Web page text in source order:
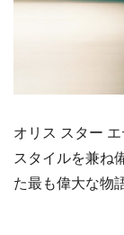
オリス スター
スタイルを兼ね
た最も偉大な物